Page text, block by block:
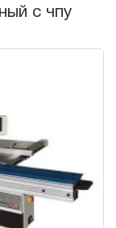
с чпу